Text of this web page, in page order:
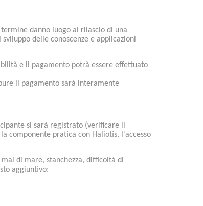
danno luogo al rilascio di una
delle conoscenze e applicazioni
e il pagamento potrà essere effettuato
il pagamento sarà interamente
si sarà registrato (verificare il
componente pratica con Haliotis, l'accesso
di mare, stanchezza, difficoltà di
aggiuntivo: